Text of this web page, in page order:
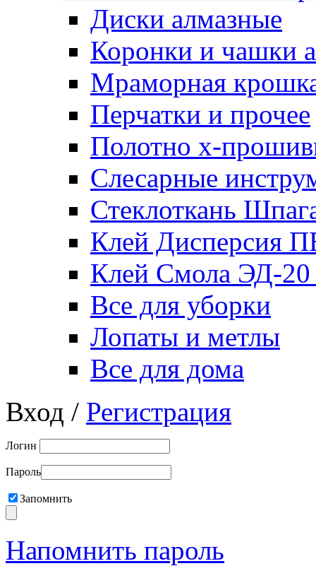
Диски алмазные
Коронки и чашки
Мраморная
Перчатки и прочее
Полотно х-
Слесарные
Стеклоткань
Клей Дисперсия
Клей Смола ЭД-20
Все для уборки
Лопаты и метлы
Все для дома
Вход / Регистрация
Логин
Пароль
Запомнить
Напомнить пароль